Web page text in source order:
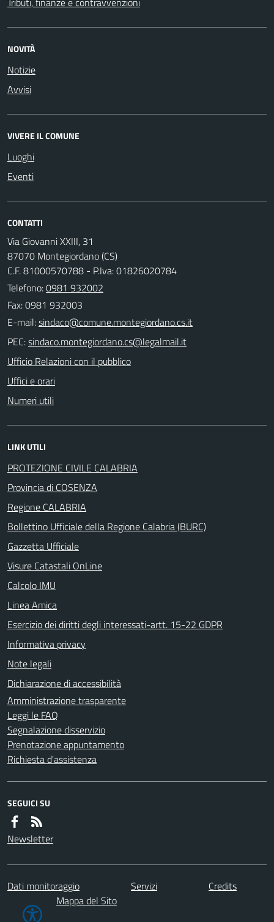
NOVITÀ
Notizie
Avvisi
VIVERE IL COMUNE
Luoghi
Eventi
CONTATTI
Via Giovanni XXIII, 31
87070 Montegiordano (CS)
C.F. 81000570788 - P.Iva: 01826020784
Telefono:0981 932002
Fax: 0981 932003
E-mail:
PEC:
Ufficio Relazioni con il pubblico
Uffici e orari
Numeri utili
LINK UTILI
PROTEZIONE CIVILE CALABRIA
Provincia di COSENZA
Regione CALABRIA
Bollettino Ufficiale della Regione Calabria (BURC)
Gazzetta Ufficiale
Visure Catastali OnLine
Calcolo IMU
Linea Amica
Esercizio dei diritti degli interessati-artt. 15-22 GDPR
Informativa privacy
Note legali
Dichiarazione di accessibilità
Amministrazione trasparente
Leggi le FAQ
Segnalazione disservizio
Prenotazione appuntamento
Richiesta d'assistenza
SEGUICI SU
Newsletter
Dati monitoraggio Servizi
Credits
Mappa del Sito